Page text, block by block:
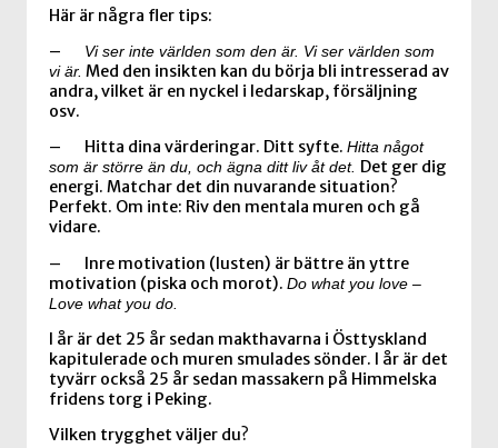
Här är några fler tips:
–
Vi ser inte världen som den är. Vi ser världen som
vi är. Med den insikten kan du börja bli intresserad av
andra, vilket är en nyckel i ledarskap, försäljning
osv.
– Hitta dina värderingar. Ditt syfte. Hitta något
som är större än du, och ägna ditt liv åt det. Det ger dig
energi. Matchar det din nuvarande situation?
Perfekt. Om inte: Riv den mentala muren och gå
vidare.
– Inre motivation (lusten) är bättre än yttre
motivation (piska och morot). Do what you love –
Love what you do.
I år är det 25 år sedan makthavarna i Östtyskland
kapitulerade och muren smulades sönder. I år är det
tyvärr också 25 år sedan massakern på Himmelska
fridens torg i Peking.
Vilken trygghet väljer du?